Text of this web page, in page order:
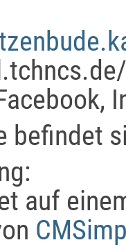
befindet
auf